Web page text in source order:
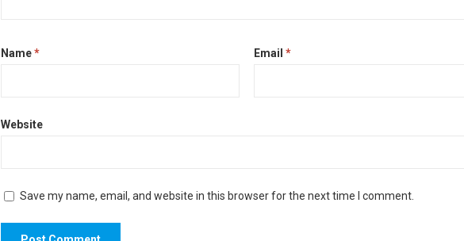
Name* Email*
Website
Save my name, email, and website in this browser for the next time I comment.